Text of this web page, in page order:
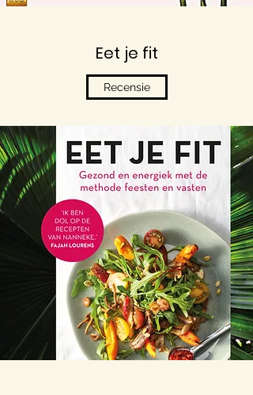
Eet je fit
Recensie